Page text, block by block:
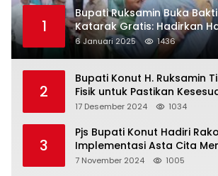
1
Bupati Ruksamin Buka
Katarak Gratis: Hadirkan
bagi Masyarakat Konut
6 Januari 2025 1436
2
Bupati Konut H. Ruksamin
Fisik untuk Pastikan
Perencanaan
17 Desember 2024 1034
3
Pjs Bupati Konut Hadiri
Implementasi Asta Cita
Emas
7 November 2024 1005